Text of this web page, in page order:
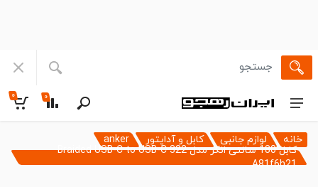
۰ ۰
خانه لوازم جانبی کابل و آداپتور anker
کابل 180 سانتی انکر مدل 322 Braided USB-C to USB-C
A81f6h21